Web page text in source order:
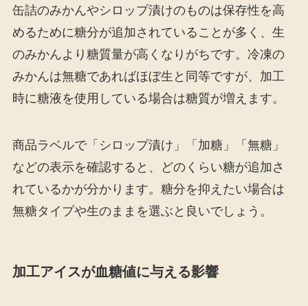
缶詰のみかんやシロップ漬けのものは保存性を高
めるために糖分が追加されていることが多く、生
のみかんより糖質量が高くなりがちです。冷凍の
みかんは無糖であればほぼ生と同等ですが、加工
時に糖液を使用している場合は糖質が増えます。
商品ラベルで「シロップ漬け」「加糖」「無糖」
などの表示を確認すると、どのくらい糖が追加さ
れているかが分かります。糖分を抑えたい場合は
無糖タイプや生のままを選ぶと良いでしょう。
加工アイスが血糖値に与える影響